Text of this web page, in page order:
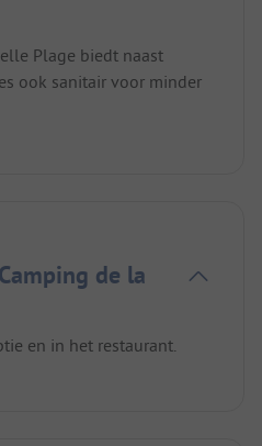
Plage biedt naast
ook sanitair voor minder
de la
en in het restaurant.